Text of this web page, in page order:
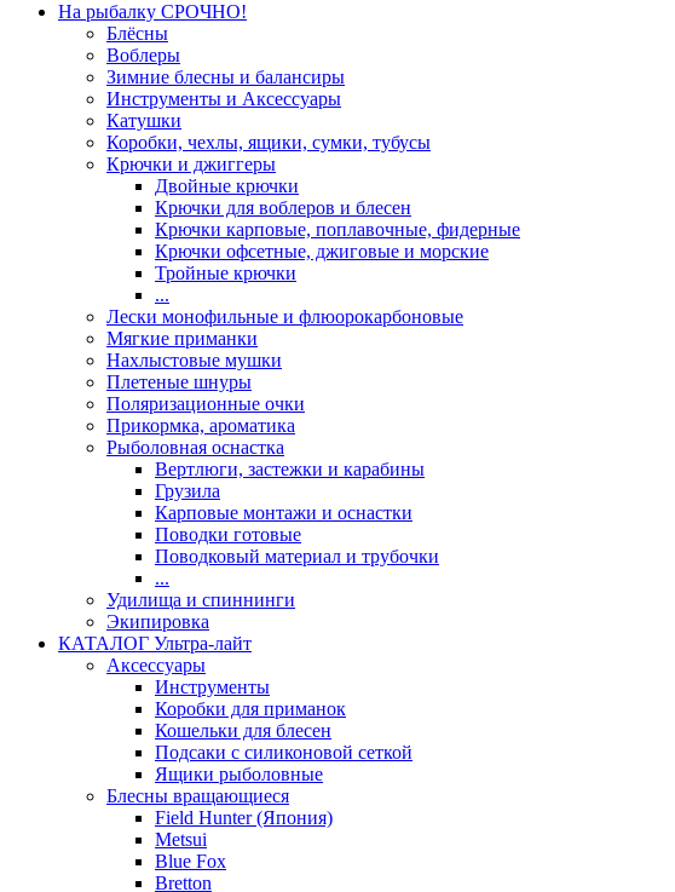
На рыбалку СРОЧНО!
Блёсны
Воблеры
Зимние блесны и балансиры
Инструменты и Аксессуары
Катушки
Коробки, чехлы, ящики, сумки, тубусы
Крючки и джиггеры
Двойные крючки
Крючки для воблеров и блесен
Крючки карповые, поплавочные, фидерные
Крючки офсетные, джиговые и морские
Тройные крючки
...
Лески монофильные и флюорокарбоновые
Мягкие приманки
Нахлыстовые мушки
Плетеные шнуры
Поляризационные очки
Прикормка, ароматика
Рыболовная оснастка
Вертлюги, застежки и карабины
Грузила
Карповые монтажи и оснастки
Поводки готовые
Поводковый материал и трубочки
...
Удилища и спиннинги
Экипировка
КАТАЛОГ Ультра-лайт
Аксессуары
Инструменты
Коробки для приманок
Кошельки для блесен
Подсаки с силиконовой сеткой
Ящики рыболовные
Блесны вращающиеся
Field Hunter (Япония)
Metsui
Blue Fox
Bretton